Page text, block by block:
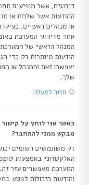
דירוגים, אשר מופיעים תחת
ההודעות אשר שלחת או
או מנהלים ראשיים. כעיקרון,
אחד מדירוגי המערכת באופן
המנהל הראשי של המערכת.
הודעות מיותרות רק כדי
יאפשרו זאת והמנהל או
חזור למעלה
כאשר אני לוחץ על קישור
מבקש ממני להתחבר?
רק משתמשים רשומים יכולים
האלקטרוני באמצעות טופס
המערכת מאפשרים עזר זה. זה
והודעות היכולות לפגוע